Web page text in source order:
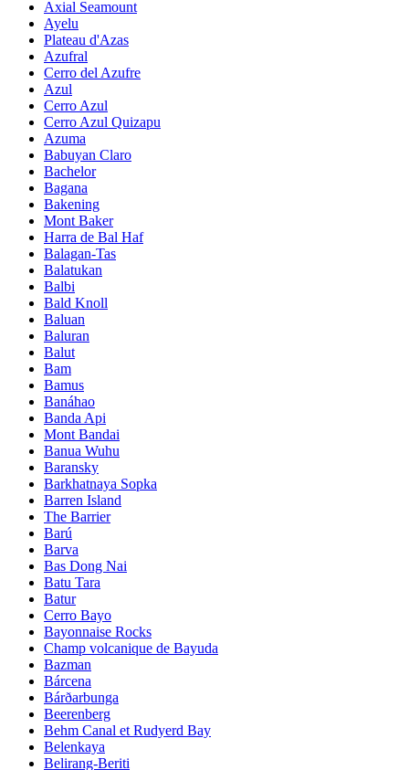
Axial Seamount
Ayelu
Plateau d'Azas
Azufral
Cerro del Azufre
Azul
Cerro Azul
Cerro Azul Quizapu
Azuma
Babuyan Claro
Bachelor
Bagana
Bakening
Mont Baker
Harra de Bal Haf
Balagan-Tas
Balatukan
Balbi
Bald Knoll
Baluan
Baluran
Balut
Bam
Bamus
Banáhao
Banda Api
Mont Bandai
Banua Wuhu
Baransky
Barkhatnaya Sopka
Barren Island
The Barrier
Barú
Barva
Bas Dong Nai
Batu Tara
Batur
Cerro Bayo
Bayonnaise Rocks
Champ volcanique de Bayuda
Bazman
Bárcena
Bárðarbunga
Beerenberg
Behm Canal et Rudyerd Bay
Belenkaya
Belirang-Beriti